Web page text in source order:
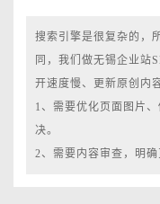
搜索引擎是很复杂的，
同，我们做无锡企业站
开速度慢、更新原创内
1、需要优化页面图片
决。
2、需要内容审查，明确